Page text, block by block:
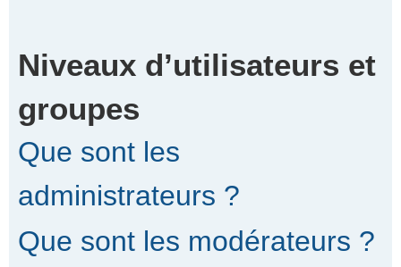
Niveaux d’utilisateurs et
groupes
Que sont les
administrateurs ?
Que sont les modérateurs ?